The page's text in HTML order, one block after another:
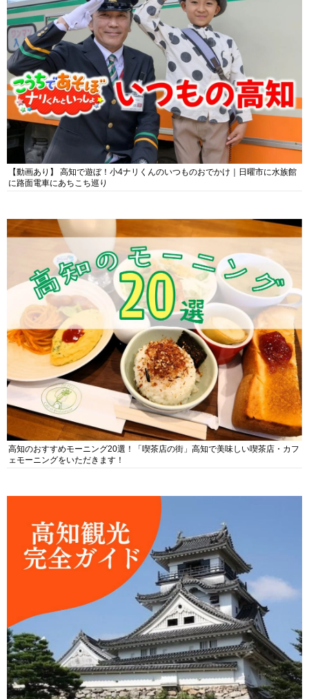
【動画あり】 高知で遊ぼ！小4ナリくんのいつものおでかけ｜日曜市に水族館
に路面電車にあちこち巡り
高知のおすすめモーニング20選！「喫茶店の街」高知で美味しい喫茶店・カフ
ェモーニングをいただきます！